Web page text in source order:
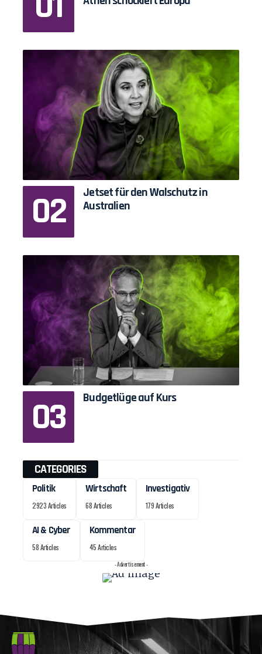
Jetset für den Walschutz in
Australien
Budgetlüge auf Kurs
CATEGORIES
Politik
2923 Articles
Wirtschaft
68 Articles
Investigativ
179 Articles
AI & Cyber
58 Articles
Kommentar
45 Articles
- Advertisement -